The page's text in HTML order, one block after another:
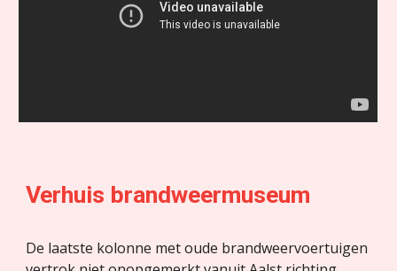
Verhuis brandweermuseum
De laatste kolonne met oude brandweervoertuigen